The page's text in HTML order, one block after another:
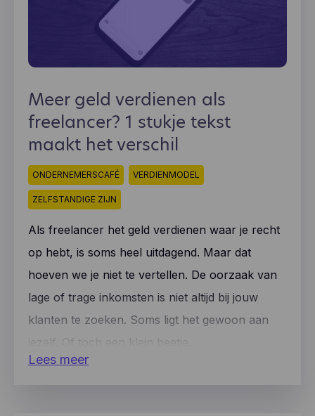
Meer geld verdienen als
freelancer? 1 stukje tekst
maakt het verschil
ONDERNEMERSCAFÉ VERDIENMODEL
ZELFSTANDIGE ZIJN
Als freelancer het geld verdienen waar je recht
op hebt, is soms heel uitdagend. Maar dat
hoeven we je niet te vertellen. De oorzaak van
lage of trage inkomsten is niet altijd bij jouw
klanten te zoeken. Soms ligt het gewoon aan
Lees meer